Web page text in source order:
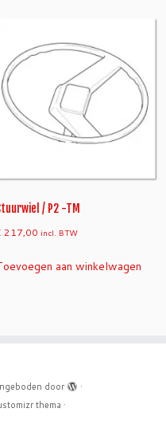
/ P2 -TM
217,00 incl. BTW
aan winkelwagen
door
·
thema ·